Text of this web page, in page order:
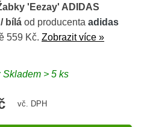
'Eezay' ADIDAS
bílá od producenta adidas
559 Kč. Zobrazit více »
Skladem > 5 ks
vč. DPH